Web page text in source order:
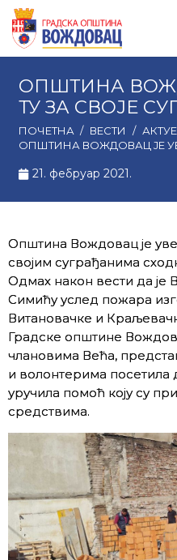
ОПШТИНА
ТУ ЗА СВОЈЕ
ПОЧЕТНА / ВЕСТИ /
ОПШТИНА ВОЖДОВАЦ ЈЕ
21. фебруар 2021.
Општина Вождовац је
својим суграђанима
Одмах након вести да
Симићу услед пожара
Витановачке и
Градске општине
члановима Већа,
и волонтерима посетила
уручила помоћ коју су
средствима.